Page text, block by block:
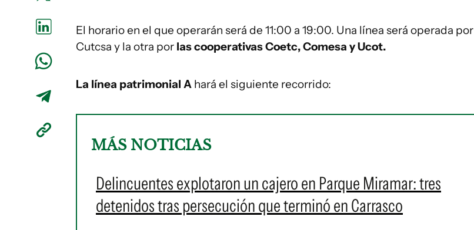
El horario en el que operarán será de 11:00 a 19:00. Una línea será operada por
Cutcsa y la otra por lascooperativas Coetc, Comesa y Ucot.
La línea patrimonial A hará el siguiente recorrido:
MÁS NOTICIAS
Delincuentes explotaron un cajero en Parque Miramar: tres
detenidos tras persecución que terminó en Carrasco